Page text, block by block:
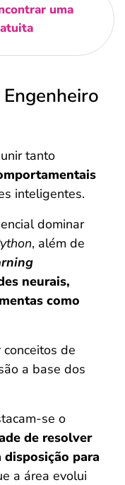
uma
tanto
inteligentes.
dominar
, além de
neurais,
como
de
a base dos
se o
de resolver
disposição para
a área evolui